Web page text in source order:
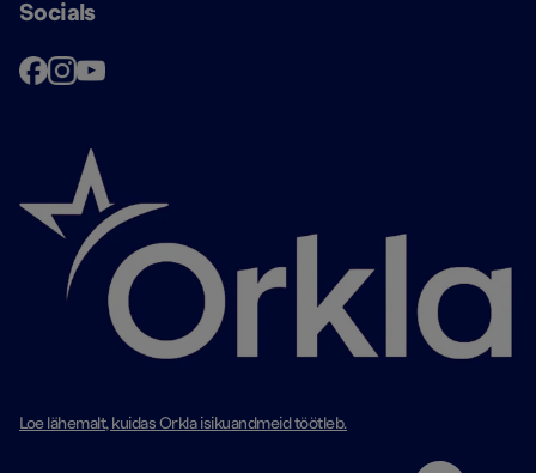
Socials
Loe lähemalt, kuidas Orkla isikuandmeid töötleb.